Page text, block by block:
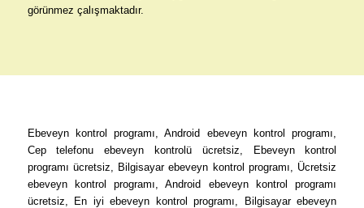
görünmez çalışmaktadır.
Ebeveyn kontrol programı, Android ebeveyn kontrol programı,
Cep telefonu ebeveyn kontrolü ücretsiz, Ebeveyn kontrol
programı ücretsiz, Bilgisayar ebeveyn kontrol programı, Ücretsiz
ebeveyn kontrol programı, Android ebeveyn kontrol programı
ücretsiz, En iyi ebeveyn kontrol programı, Bilgisayar ebeveyn